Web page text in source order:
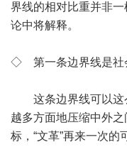
界线的相对比重并非
论中将解释。
◇ 第一条边界线是社
这条边界线可以这
越多方面地压缩中外
标，“文革”再来一次的